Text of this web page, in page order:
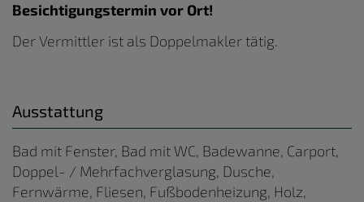
Besichtigungstermin vor Ort!
Der Vermittler ist als Doppelmakler tätig.
Ausstattung
Bad mit Fenster Bad mit WC Badewanne Carport
Doppel- / Mehrfachverglasung Dusche
Fernwärme Fliesen Fußbodenheizung Holz